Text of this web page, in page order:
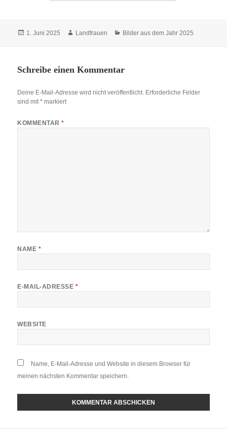
Veröffentlicht
1. Juni 2025 Autor
Landfrauen Kategorien
Bilder aus dem Jahr 2025
Schreibe einen Kommentar
Deine E-Mail-Adresse wird nicht veröffentlicht. Erforderliche Felder
sind mit* markiert
KOMMENTAR*
NAME *
E-MAIL-ADRESSE *
WEBSITE
Name, E-Mail-Adresse und Website in diesem Browser für
meinen nächsten Kommentar speichern.